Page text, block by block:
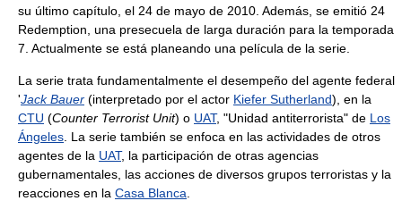
su último capítulo, el 24 de mayo de 2010. Además, se emitió 24
Redemption, una presecuela de larga duración para la temporada
7. Actualmente se está planeando una película de la serie.
La serie trata fundamentalmente el desempeño del agente federal
'Jack Bauer (interpretado por el actor Kiefer Sutherland), en la
CTU (Counter Terrorist Unit) o UAT, "Unidad antiterrorista" de Los
Ángeles . La serie también se enfoca en las actividades de otros
agentes de la UAT, la participación de otras agencias
gubernamentales, las acciones de diversos grupos terroristas y la
reacciones en la Casa Blanca